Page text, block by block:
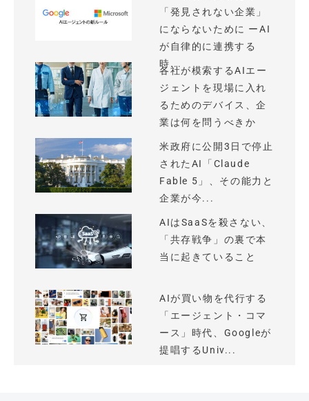
「発見されない企業」
にならないために ーAI
が自律的に連携する
時...
各社が模索するAIエー
ジェントを現場に入れ
るためのデバイス、企
業は何を問うべきか
米政府に公開3日で停止
されたAI「Claude
Fable 5」、その能力と
企業が今...
AIはSaaSを殺さない、
「共存戦争」の裏で本
当に起きていること
AIが買い物を代行する
「エージェント・コマ
ース」時代、Googleが
提唱するUniv...